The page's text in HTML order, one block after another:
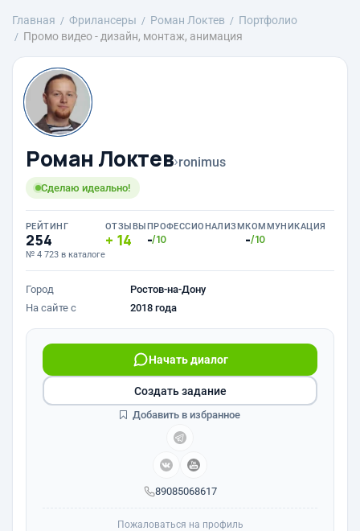
Главная Фрилансеры Роман Локтев
Портфолио
Промо видео - дизайн, монтаж, анимация
Роман Локтев›ronimus
Сделаю идеально!
РЕЙТИНГ
254
№ 4 723 в каталоге
ОТЗЫВЫ
14
ПРОФЕССИОНАЛИЗМ
-/10
КОММУНИКАЦИЯ
-/10
Город
Ростов-на-Дону
На сайте с
2018 года
89085068617
Начать диалог
Создать задание
Добавить в избранное
Пожаловаться на профиль